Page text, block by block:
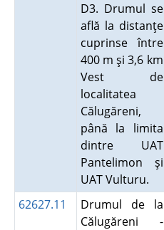
D3. Drumul se
află la distanţe
cuprinse între
400 m şi 3,6 km
Vest de
localitatea
Călugăreni,
până la limita
dintre UAT
Pantelimon şi
UAT Vulturu.
62627.11
Drumul de la
Călugăreni -